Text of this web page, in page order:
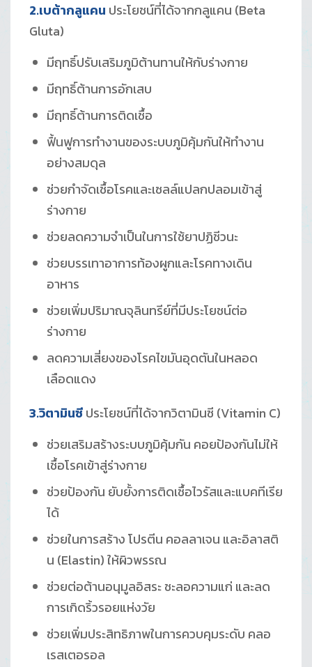
2.เบต้ากลูแคน ประโยชน์ที่ได้จากกลูแคน (Beta
Gluta)
มีฤทธิ์ปรับเสริมภูมิต้านทานให้กับร่างกาย
มีฤทธิ์ต้านการอักเสบ
มีฤทธิ์ต้านการติดเชื้อ
ฟื้นฟูการทำงานของระบบภูมิคุ้มกันให้ทำงาน
อย่างสมดุล
ช่วยกำจัดเชื้อโรคและเซลล์แปลกปลอมเข้าสู่
ร่างกาย
ช่วยลดความจำเป็นในการใช้ยาปฏิชีวนะ
ช่วยบรรเทาอาการท้องผูกและโรคทางเดิน
อาหาร
ช่วยเพิ่มปริมาณจุลินทรีย์ที่มีประโยชน์ต่อ
ร่างกาย
ลดความเสี่ยงของโรคไขมันอุดตันในหลอด
เลือดแดง
3.วิตามินซีประโยชน์ที่ได้จากวิตามินซี (Vitamin C)
ช่วยเสริมสร้างระบบภูมิคุ้มกัน คอยป้องกันไม่ให้
เชื้อโรคเข้าสู่ร่างกาย
ช่วยป้องกัน ยับยั้งการติดเชื้อไวรัสและแบคทีเรีย
ได้
ช่วยในการสร้าง โปรตีน คอลลาเจน และอิลาสติ
น (Elastin) ให้ผิวพรรณ
ช่วยต่อต้านอนุมูลอิสระ ชะลอความแก่ และลด
การเกิดริ้วรอยแห่งวัย
ช่วยเพิ่มประสิทธิภาพในการควบคุมระดับ คลอ
เรสเตอรอล